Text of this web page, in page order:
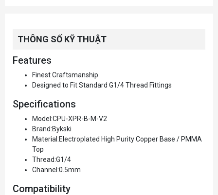
THÔNG SỐ KỸ THUẬT
Features
Finest Craftsmanship
Designed to Fit Standard G1/4 Thread Fittings
Specifications
Model:CPU-XPR-B-M-V2
Brand:Bykski
Material:Electroplated High Purity Copper Base / PMMA
Top
Thread:G1/4
Channel:0.5mm
Compatibility